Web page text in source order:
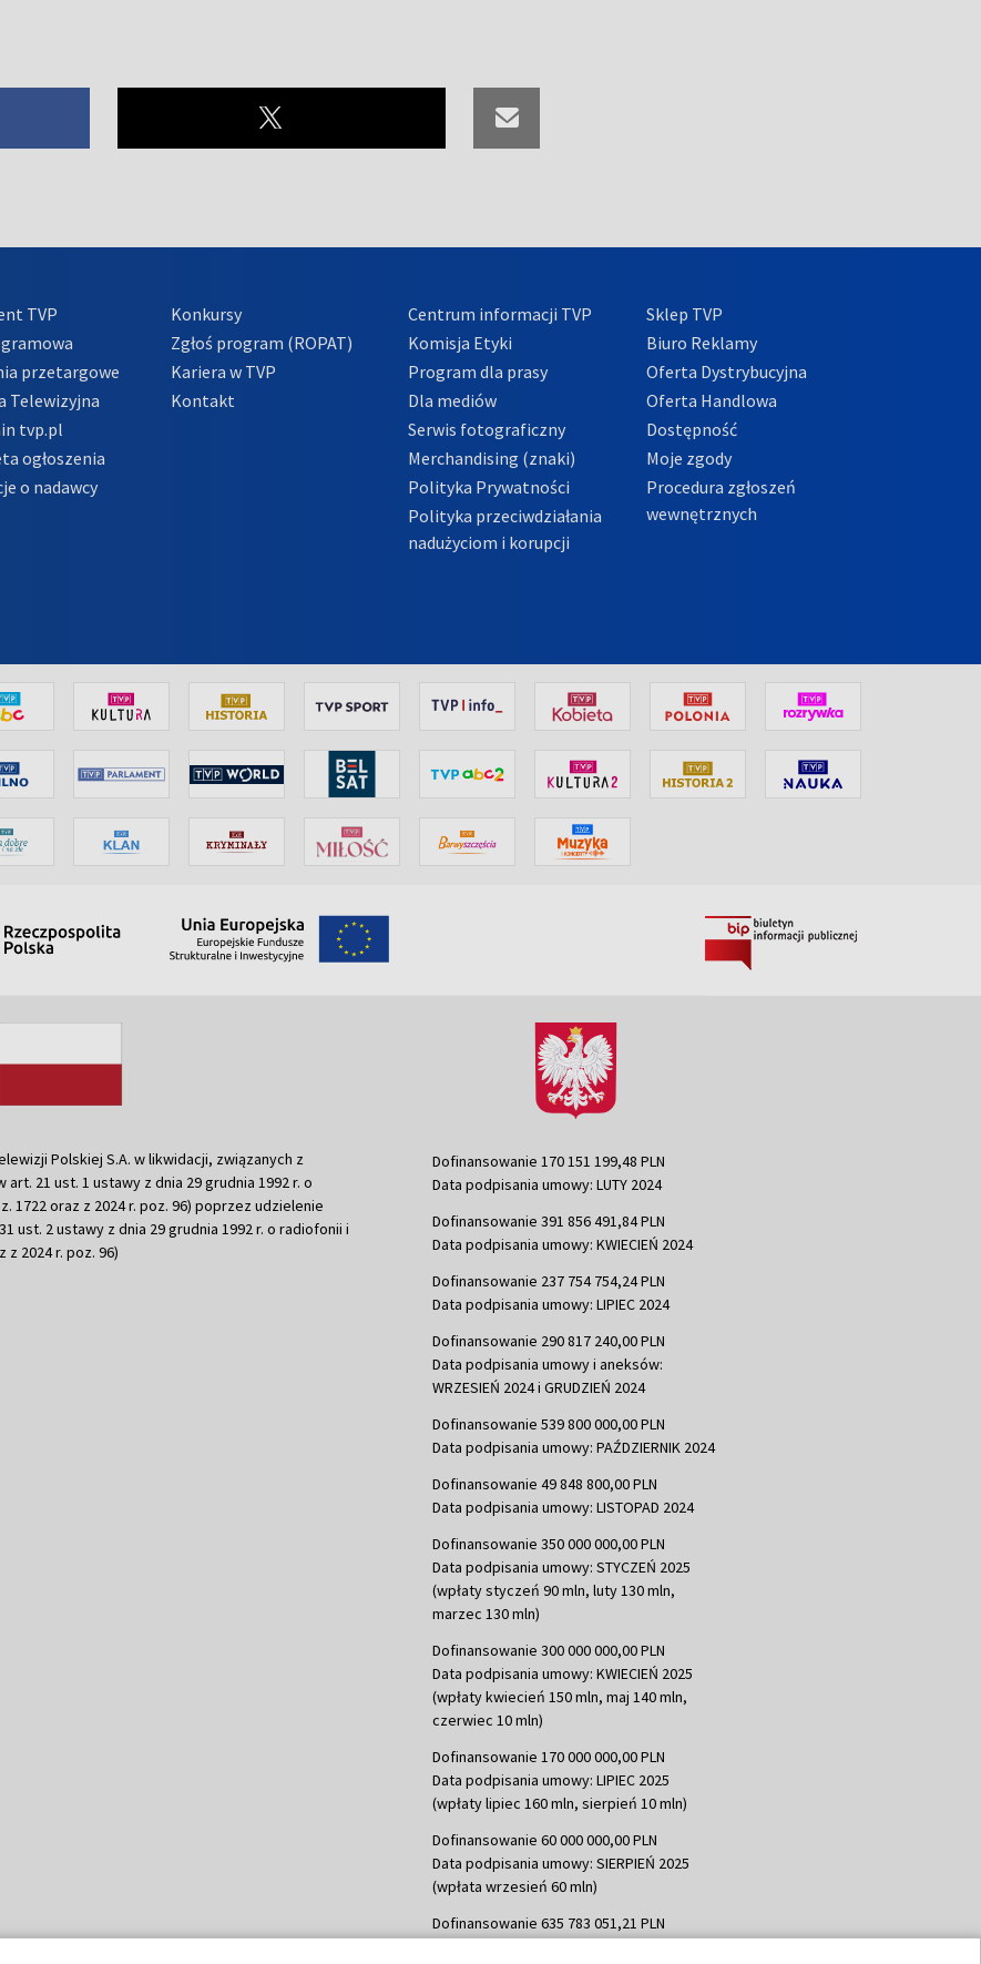
TVP
przetargowe
Telewizyjna
tvp.pl
ogłoszenia
o nadawcy
Konkursy
Zgłoś program (ROPAT)
Kariera w TVP
Kontakt
Centrum informacji TVP
Komisja Etyki
Program dla prasy
Dla mediów
Serwis fotograficzny
Merchandising (znaki)
Polityka Prywatności
Polityka przeciwdziałania
nadużyciom i korupcji
Sklep TVP
Biuro Reklamy
Oferta Dystrybucyjna
Oferta Handlowa
Dostępność
Moje zgody
Procedura zgłoszeń
wewnętrznych
Polskiej S.A. w likwidacji, związanych z
21 ust. 1 ustawy z dnia 29 grudnia 1992 r. o
1722 oraz z 2024 r. poz. 96) poprzez udzielenie
ust. 2 ustawy z dnia 29 grudnia 1992 r. o radiofonii i
z 2024 r. poz. 96)
Dofinansowanie 170 151 199,48 PLN
Data podpisania umowy: LUTY 2024
Dofinansowanie 391 856 491,84 PLN
Data podpisania umowy: KWIECIEŃ 2024
Dofinansowanie 237 754 754,24 PLN
Data podpisania umowy: LIPIEC 2024
Dofinansowanie 290 817 240,00 PLN
Data podpisania umowy i aneksów:
WRZESIEŃ 2024 i GRUDZIEŃ 2024
Dofinansowanie 539 800 000,00 PLN
Data podpisania umowy: PAŹDZIERNIK 2024
Dofinansowanie 49 848 800,00 PLN
Data podpisania umowy: LISTOPAD 2024
Dofinansowanie 350 000 000,00 PLN
Data podpisania umowy: STYCZEŃ 2025
(wpłaty styczeń 90 mln, luty 130 mln,
marzec 130 mln)
Dofinansowanie 300 000 000,00 PLN
Data podpisania umowy: KWIECIEŃ 2025
(wpłaty kwiecień 150 mln, maj 140 mln,
czerwiec 10 mln)
Dofinansowanie 170 000 000,00 PLN
Data podpisania umowy: LIPIEC 2025
(wpłaty lipiec 160 mln, sierpień 10 mln)
Dofinansowanie 60 000 000,00 PLN
Data podpisania umowy: SIERPIEŃ 2025
(wpłata wrzesień 60 mln)
Dofinansowanie 635 783 051,21 PLN